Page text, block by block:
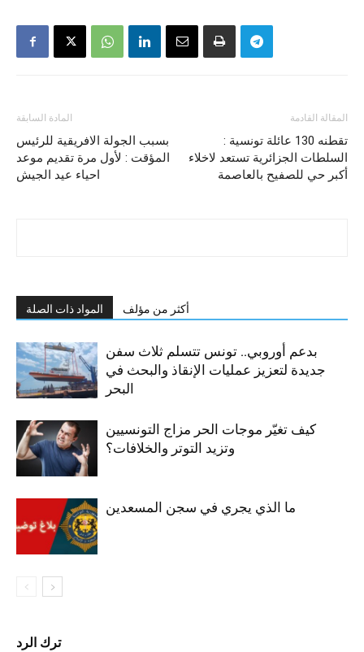
المادة السابقة
بسبب الجولة الافريقية للرئيس
المؤقت : لأول مرة تقديم موعد
احياء عيد الجيش
المقالة القادمة
تقطنه 130 عائلة تونسية :
السلطات الجزائرية تستعد لاخلاء
أكبر حي للصفيح بالعاصمة
المواد ذات الصلة أكثر من مؤلف
بدعم أوروبي.. تونس تتسلم ثلاث سفن
جديدة لتعزيز عمليات الإنقاذ والبحث في
البحر
كيف تغيّر موجات الحر مزاج التونسيين
وتزيد التوتر والخلافات؟
ما الذي يجري في سجن المسعدين
ترك الرد